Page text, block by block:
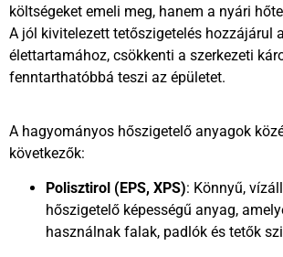
költségeket emeli meg, hanem a nyári
A jól kivitelezett tetőszigetelés hozzájárul
élettartamához, csökkenti a szerkezeti
fenntarthatóbbá teszi az épületet.
A hagyományos hőszigetelő anyagok
következők:
Polisztirol (EPS, XPS): Könnyű,
hőszigetelő képességű anyag,
használnak falak, padlók és tetők